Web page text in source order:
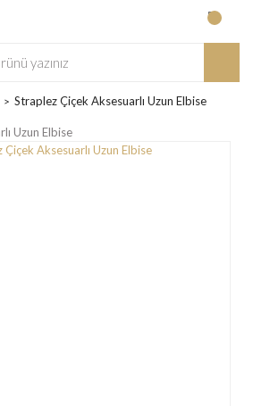
Straplez Çiçek Aksesuarlı Uzun Elbise